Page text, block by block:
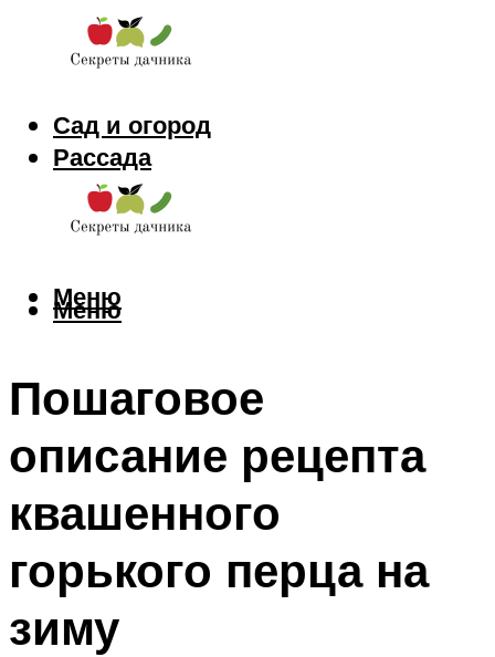
Сад и огород
Рассада
Цветы
Заготовки
Меню
Меню
Пошаговое
описание рецепта
квашенного
горького перца на
зиму